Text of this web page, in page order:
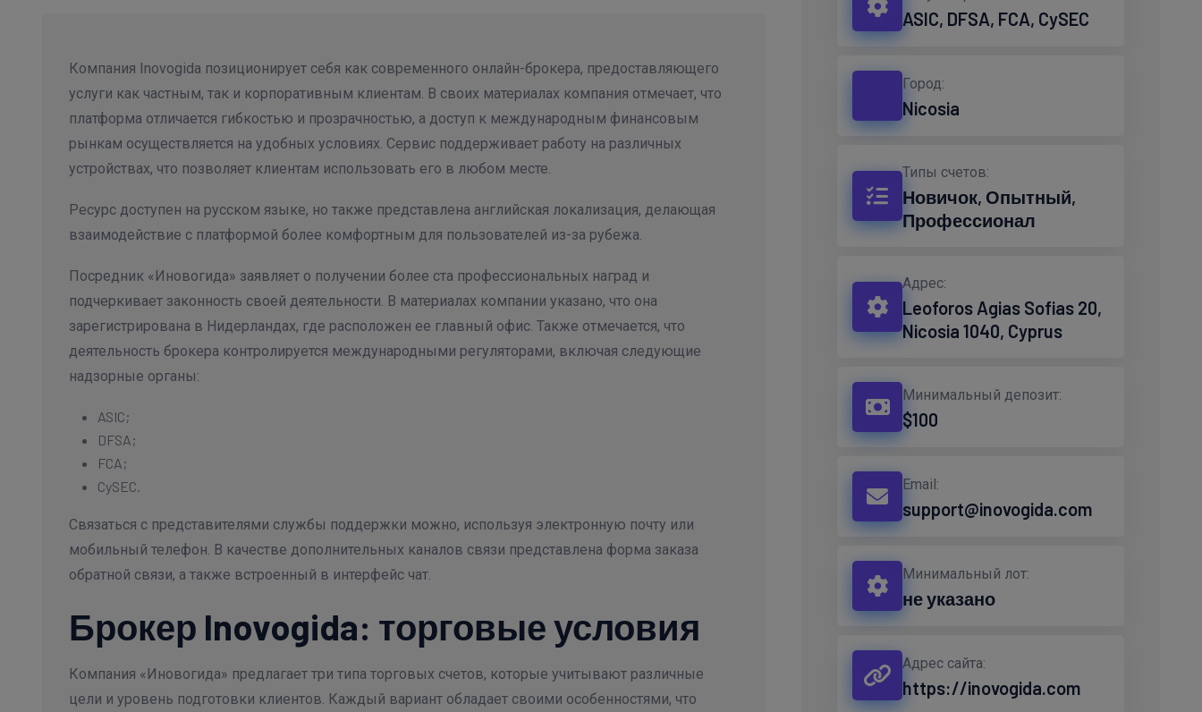
Компания Inovogida позиционирует себя как современного онлайн-брокера, предоставляющего
услуги как частным, так и корпоративным клиентам. В своих материалах компания отмечает, что
платформа отличается гибкостью и прозрачностью, а доступ к международным финансовым
рынкам осуществляется на удобных условиях. Сервис поддерживает работу на различных
устройствах, что позволяет клиентам использовать его в любом месте.
Ресурс доступен на русском языке, но также представлена английская локализация, делающая
взаимодействие с платформой более комфортным для пользователей из-за рубежа.
Посредник «Иновогида» заявляет о получении более ста профессиональных наград и
подчеркивает законность своей деятельности. В материалах компании указано, что она
зарегистрирована в Нидерландах, где расположен ее главный офис. Также отмечается, что
деятельность брокера контролируется международными регуляторами, включая следующие
надзорные органы:
ASIC;
DFSA;
FCA;
CySEC.
Связаться с представителями службы поддержки можно, используя электронную почту или
мобильный телефон. В качестве дополнительных каналов связи представлена форма заказа
обратной связи, а также встроенный в интерфейс чат.
Брокер Inovogida: торговые условия
Компания «Иновогида» предлагает три типа торговых счетов, которые учитывают различные
цели и уровень подготовки клиентов. Каждый вариант обладает своими особенностями, что
ASIC, DFSA, FCA, CySEC
Город:
Nicosia
Типы счетов:
Новичок, Опытный,
Профессионал
Адрес:
Leoforos Agias Sofias 20,
Nicosia 1040, Cyprus
Минимальный депозит:
$100
Email:
support@inovogida.com
Минимальный лот:
не указано
Адрес сайта:
https://inovogida.com